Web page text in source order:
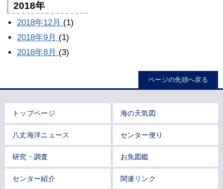
2018年
2018年12月 (1)
2018年9月 (1)
2018年8月 (3)
ページの先頭へ戻る
トップページ 海の天気図
八丈海洋ニュース センター便り
研究・調査 お魚図鑑
センター紹介 関連リンク